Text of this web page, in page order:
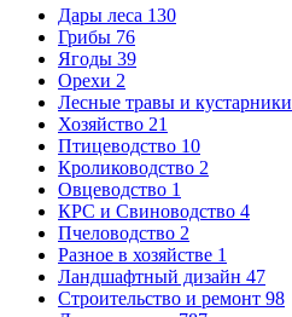
Дары леса 130
Грибы 76
Ягоды 39
Орехи 2
Лесные травы и кустарники
Хозяйство 21
Птицеводство 10
Кролиководство 2
Овцеводство 1
КРС и Свиноводство 4
Пчеловодство 2
Разное в хозяйстве 1
Ландшафтный дизайн 47
Строительство и ремонт 98